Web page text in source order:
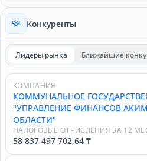
Конкуренты
Лидеры рынка Ближайшие
КОМПАНИЯ
КОММУНАЛЬНОЕ
"УПРАВЛЕНИЕ ФИНАНСОВ
ОБЛАСТИ"
НАЛОГОВЫЕ ОТЧИСЛЕНИЯ ЗА 12
58 837 497 702,64 ₸